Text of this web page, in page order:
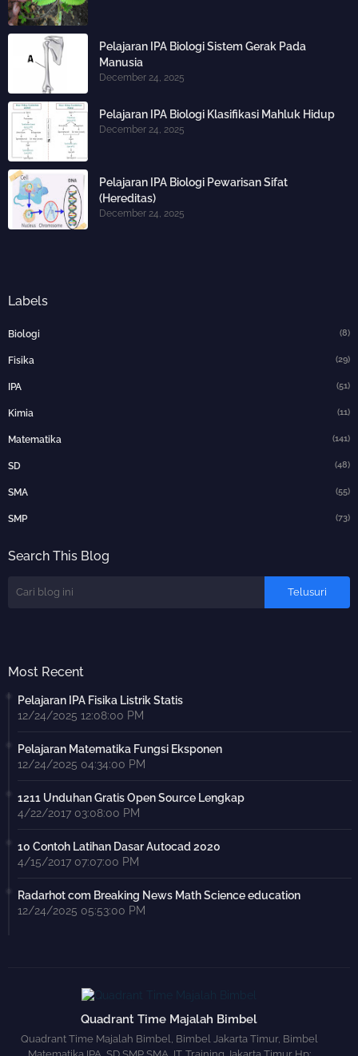
Pelajaran IPA Biologi Sistem Gerak Pada
Manusia
December 24, 2025
Pelajaran IPA Biologi Klasifikasi Mahluk Hidup
December 24, 2025
Pelajaran IPA Biologi Pewarisan Sifat
(Hereditas)
December 24, 2025
Labels
Biologi (8)
Fisika (29)
IPA (51)
Kimia (11)
Matematika (141)
SD (48)
SMA (55)
SMP (73)
Search This Blog
Most Recent
Pelajaran IPA Fisika Listrik Statis
12/24/2025 12:08:00 PM
Pelajaran Matematika Fungsi Eksponen
12/24/2025 04:34:00 PM
1211 Unduhan Gratis Open Source Lengkap
4/22/2017 03:08:00 PM
10 Contoh Latihan Dasar Autocad 2020
4/15/2017 07:07:00 PM
Radarhot com Breaking News Math Science education
12/24/2025 05:53:00 PM
Quadrant Time Majalah Bimbel
Quadrant Time Majalah Bimbel, Bimbel Jakarta Timur, Bimbel